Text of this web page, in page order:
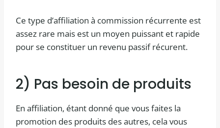
Ce type d’affiliation à commission récurrente est
assez rare mais est un moyen puissant et rapide
pour se constituer un revenu passif récurent.
2) Pas besoin de produits
En affiliation, étant donné que vous faites la
promotion des produits des autres, cela vous